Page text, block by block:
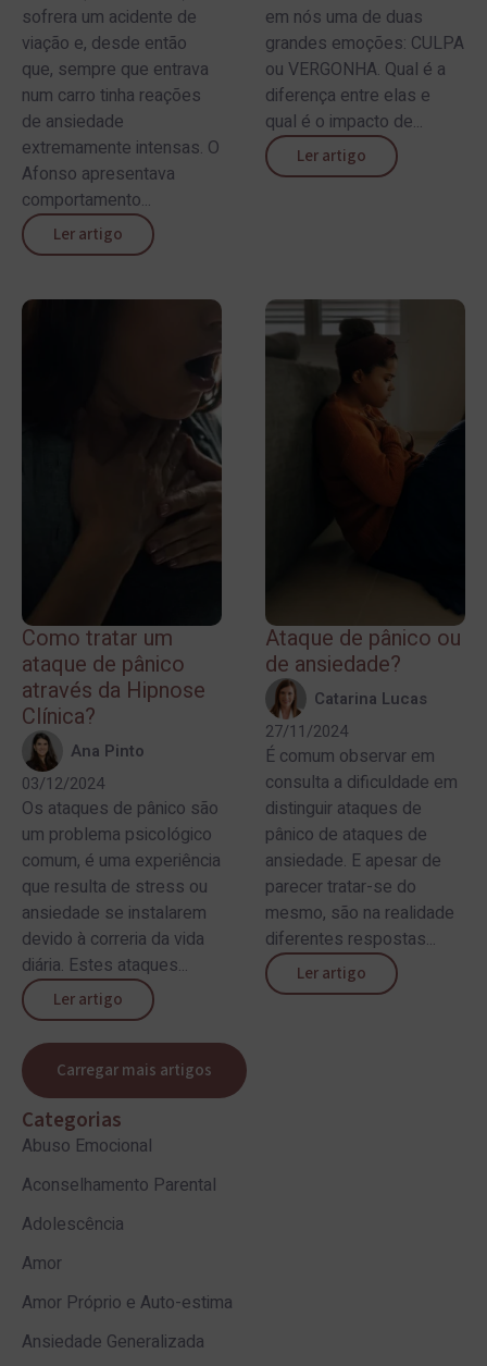
sofrera um acidente de
viação e, desde então
que, sempre que entrava
num carro tinha reações
de ansiedade
extremamente intensas. O
Afonso apresentava
comportamento...
Ler artigo
em nós uma de duas
grandes emoções: CULPA
ou VERGONHA. Qual é a
diferença entre elas e
qual é o impacto de...
Ler artigo
Como tratar um
ataque de pânico
através da Hipnose
Clínica?
Ana Pinto
03/12/2024
Os ataques de pânico são
um problema psicológico
comum, é uma experiência
que resulta de stress ou
ansiedade se instalarem
devido à correria da vida
diária. Estes ataques...
Ler artigo
Ataque de pânico ou
de ansiedade?
Catarina Lucas
27/11/2024
É comum observar em
consulta a dificuldade em
distinguir ataques de
pânico de ataques de
ansiedade. E apesar de
parecer tratar-se do
mesmo, são na realidade
diferentes respostas...
Ler artigo
Carregar mais artigos
Categorias
Abuso Emocional
Aconselhamento Parental
Adolescência
Amor
Amor Próprio e Auto-estima
Ansiedade Generalizada